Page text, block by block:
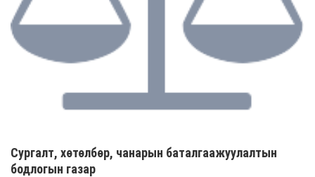
Сургалт, хөтөлбөр, чанарын баталгаажуулалтын
бодлогын газар